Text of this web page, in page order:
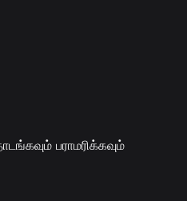
பராமரிக்கவும்